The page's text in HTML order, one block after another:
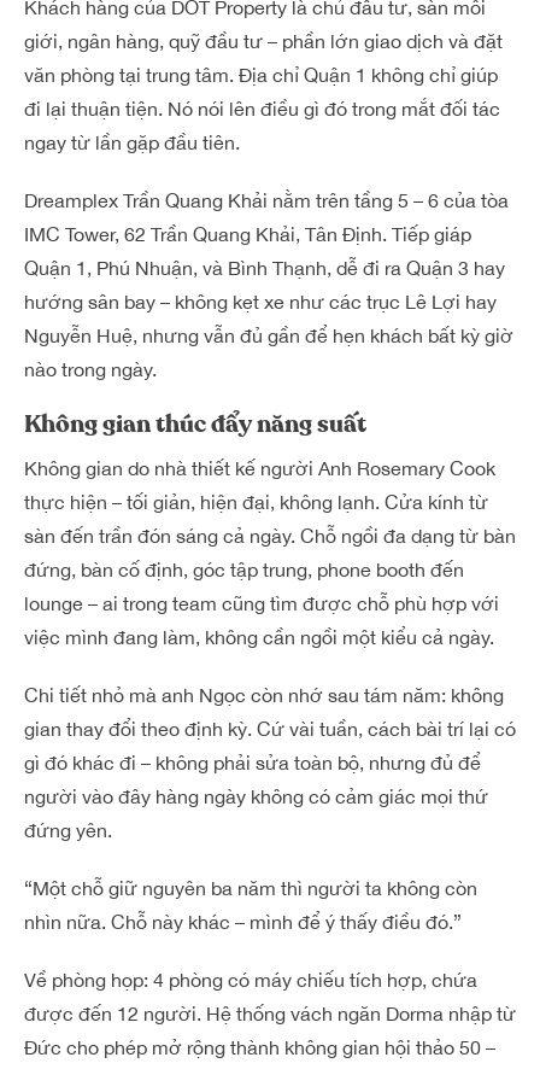
Khách hàng của DOT Property là chủ đầu tư, sàn môi
giới, ngân hàng, quỹ đầu tư – phần lớn giao dịch và đặt
văn phòng tại trung tâm. Địa chỉ Quận 1 không chỉ giúp
đi lại thuận tiện. Nó nói lên điều gì đó trong mắt đối tác
ngay từ lần gặp đầu tiên.
Dreamplex Trần Quang Khải nằm trên tầng 5 – 6 của tòa
IMC Tower, 62 Trần Quang Khải, Tân Định. Tiếp giáp
Quận 1, Phú Nhuận, và Bình Thạnh, dễ đi ra Quận 3 hay
hướng sân bay – không kẹt xe như các trục Lê Lợi hay
Nguyễn Huệ, nhưng vẫn đủ gần để hẹn khách bất kỳ giờ
nào trong ngày.
Không gian thúc đẩy năng suất
Không gian do nhà thiết kế người Anh Rosemary Cook
thực hiện – tối giản, hiện đại, không lạnh. Cửa kính từ
sàn đến trần đón sáng cả ngày. Chỗ ngồi đa dạng từ bàn
đứng, bàn cố định, góc tập trung, phone booth đến
lounge – ai trong team cũng tìm được chỗ phù hợp với
việc mình đang làm, không cần ngồi một kiểu cả ngày.
Chi tiết nhỏ mà anh Ngọc còn nhớ sau tám năm: không
gian thay đổi theo định kỳ. Cứ vài tuần, cách bài trí lại có
gì đó khác đi – không phải sửa toàn bộ, nhưng đủ để
người vào đây hàng ngày không có cảm giác mọi thứ
đứng yên.
“Một chỗ giữ nguyên ba năm thì người ta không còn
nhìn nữa. Chỗ này khác – mình để ý thấy điều đó.”
Về phòng họp: 4 phòng có máy chiếu tích hợp, chứa
được đến 12 người. Hệ thống vách ngăn Dorma nhập từ
Đức cho phép mở rộng thành không gian hội thảo 50 –